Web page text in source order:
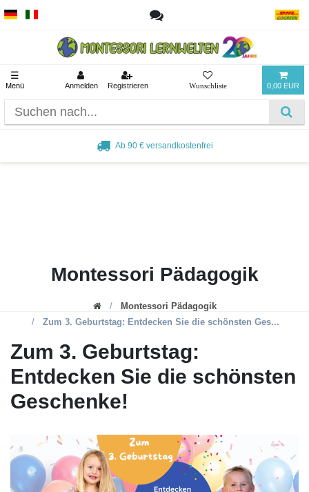
☰
Menü Anmelden Registrieren 0,00 EUR
Ab 90 € versandkostenfrei
Montessori Pädagogik
Montessori Pädagogik
Zum 3. Geburtstag: Entdecken Sie die schönsten Ges...
Zum 3. Geburtstag:
Entdecken Sie die schönsten
Geschenke!